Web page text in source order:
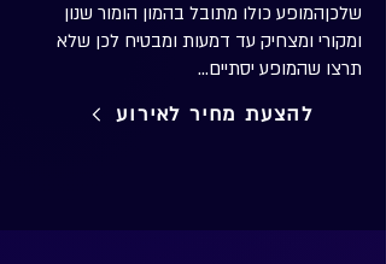
שלכןהמופע כולו מתובל בהמון הומור שנון
ומקורי ומצחיק עד דמעות ומבטיח לכן שלא
תרצו שהמופע יסתיים...
להצעת מחיר לאירוע